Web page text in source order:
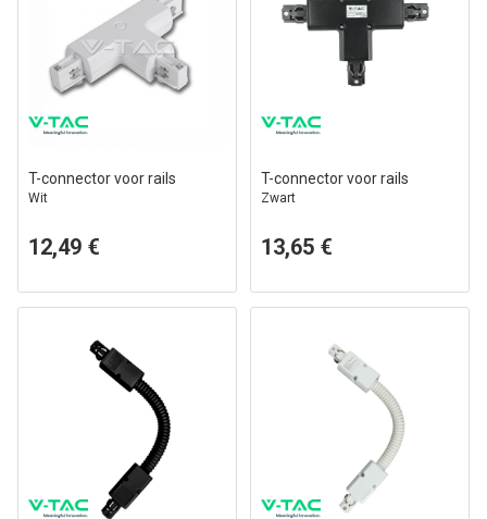
T-connector voor rails
Wit
12,49 €
T-connector voor rails
Zwart
13,65 €